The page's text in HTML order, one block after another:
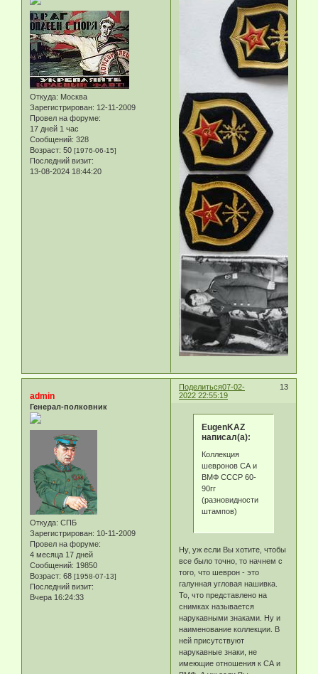
Откуда: Москва
Зарегистрирован: 12-11-2009
Провел на форуме:
17 дней 1 час
Сообщений: 328
Возраст: 50 [1976-06-15]
Последний визит:
13-08-2024 18:44:20
Поделиться 13
07-02-
2022 22:55:19
admin
Генерал-полковник
Откуда: СПБ
Зарегистрирован: 10-11-2009
Провел на форуме:
4 месяца 17 дней
Сообщений: 19850
Возраст: 68 [1958-07-13]
Последний визит:
Вчера 16:24:33
EugenKAZ
написал(а):
Коллекция
шевронов СА и
ВМФ СССР 60-
90гг
(разновидности
штампов)
Ну, уж если Вы хотите, чтобы
все было точно, то начнем с
того, что шеврон - это
галунная угловая нашивка.
То, что представлено на
снимках называется
нарукавными знаками. Ну и
наименование коллекции. В
ней присутствуют
нарукавные знаки, не
имеющие отношения к СА и